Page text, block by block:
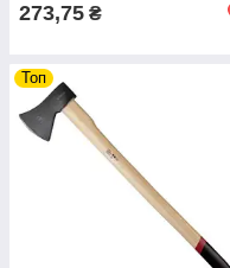
273,75 ₴
Топ